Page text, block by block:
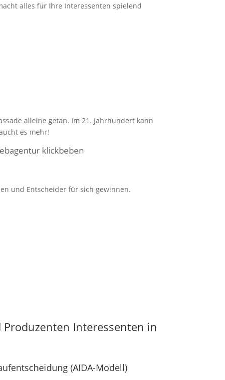
alles für Ihre Interessenten spielend
alleine getan. Im 21. Jahrhundert kann
es mehr!
klickbeben
und Entscheider für sich gewinnen.
Interessenten in
(AIDA-Modell)